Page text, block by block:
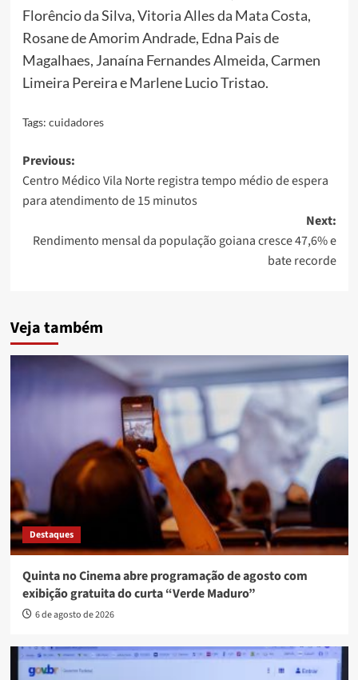
Florêncio da Silva, Vitoria Alles da Mata Costa,
Rosane de Amorim Andrade, Edna Pais de
Magalhaes, Janaína Fernandes Almeida, Carmen
Limeira Pereira e Marlene Lucio Tristao.
Tags: cuidadores
Post
navigation
Previous:
Centro Médico Vila Norte registra tempo médio de espera
para atendimento de 15 minutos
Next:
Rendimento mensal da população goiana cresce 47,6% e
bate recorde
Veja também
Destaques
Quinta no Cinema abre programação de agosto com
exibição gratuita do curta “Verde Maduro”
6 de agosto de 2026